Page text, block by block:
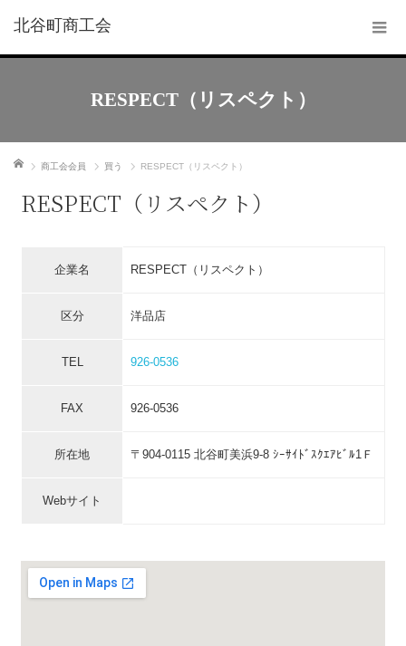
北谷町商工会
RESPECT（リスペクト）
ホーム 商工会会員 買う RESPECT（リスペクト）
RESPECT（リスペクト）
企業名 RESPECT（リスペクト）
区分 洋品店
TEL 926-0536
FAX 926-0536
所在地 〒904-0115 北谷町美浜9-8 ｼｰｻｲﾄﾞｽｸｴｱﾋﾞﾙ1Ｆ
Webサイト